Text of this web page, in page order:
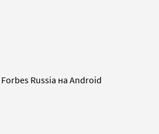
Russia на Android